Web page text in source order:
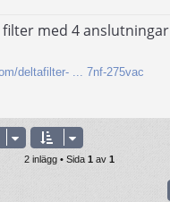
med 4 anslutningar
deltafilter- ... 7nf-275vac
2 inlägg • Sida 1 av 1